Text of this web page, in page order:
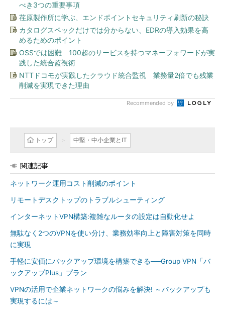
べき3つの重要事項
荏原製作所に学ぶ、エンドポイントセキュリティ刷新の秘訣
カタログスペックだけでは分からない、EDRの導入効果を高
めるためのポイント
OSSでは困難 100超のサービスを持つマネーフォワードが実
践した統合監視術
NTTドコモが実践したクラウド統合監視 業務量2倍でも残業
削減を実現できた理由
Recommended by
トップ 中堅・中小企業とIT
関連記事
ネットワーク運用コスト削減のポイント
リモートデスクトップのトラブルシューティング
インターネットVPN構築:複雑なルータの設定は自動化せよ
無駄なく2つのVPNを使い分け、業務効率向上と障害対策を同時
に実現
手軽に安価にバックアップ環境を構築できる──Group VPN「バ
ックアップPlus」プラン
VPNの活用で企業ネットワークの悩みを解決! ～バックアップも
実現するには～